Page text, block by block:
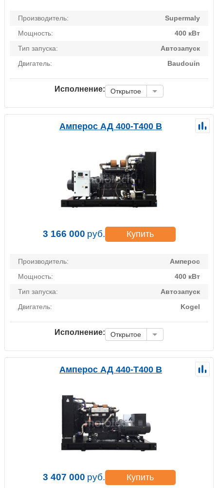
Производитель:
Supermaly
Мощность:
400 кВт
Тип запуска:
Автозапуск
Двигатель:
Baudouin
Исполнение: Открытое
Амперос АД 400-Т400 B
3 166 000 руб. Купить
Производитель:
Амперос
Мощность:
400 кВт
Тип запуска:
Автозапуск
Двигатель:
Kogel
Исполнение: Открытое
Амперос АД 440-Т400 B
3 407 000 руб. Купить